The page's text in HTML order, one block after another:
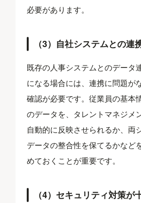
必要があります。
（3）自社システムとの連
既存の人事システムとのデータ
になる場合には、連携に問題が
確認が必要です。従業員の基本
のデータを、タレントマネジメ
自動的に反映させられるか、両
データの整合性を保てるかなど
めておくことが重要です。
（4）セキュリティ対策が